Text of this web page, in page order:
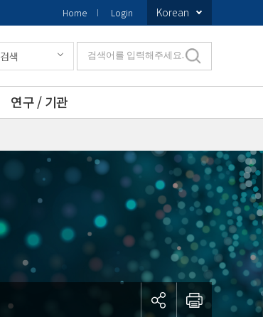
Home Login Korean
연구 / 기관
검색 검색어를 입력해주세요.